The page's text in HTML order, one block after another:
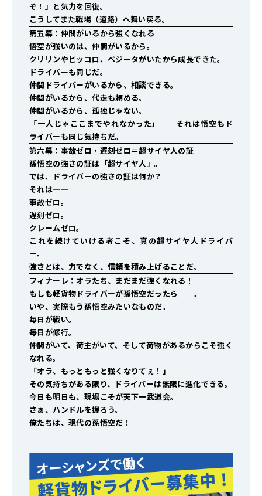
ぞ！」と気力を回復。
こうしてまた戦場（道路）へ舞い戻る。
第五幕：仲間がいるから強くなれる
悟空が強いのは、仲間がいるから。
クリリンやピッコロ、ベジータがいたから成長できた。
ドライバーも同じだ。
仲間ドライバーがいるから、相談できる。
仲間がいるから、代走も頼める。
仲間がいるから、孤独じゃない。
「一人じゃここまでやれなかった」──それは悟空もド
ライバーも同じ気持ちだ。
第六幕：事故ゼロ・遅刻ゼロ＝超サイヤ人の証
孫悟空の強さの証は「超サイヤ人」。
では、ドライバーの強さの証は何か？
それは──
事故ゼロ。
遅刻ゼロ。
クレームゼロ。
これを続けていける者こそ、真の超サイヤ人ドライバ
ー。
強さとは、力でなく、 信頼を積み上げること だ。
フィナーレ：オラたち、まだまだ強くなれる！
もしも軽貨物ドライバーが孫悟空だったら──。
いや、実際もう孫悟空みたいなものだ。
毎日が戦い。
毎日が修行。
仲間がいて、荷主がいて、そして荷物があるからこそ強く
なれる。
「オラ、もっともっと強くなりてぇ！」
その気持ちがある限り、ドライバーは無限に進化できる。
今日も明日も、現場こそが天下一武道会。
さぁ、ハンドルを握ろう。
俺たちは、現代の孫悟空だ！